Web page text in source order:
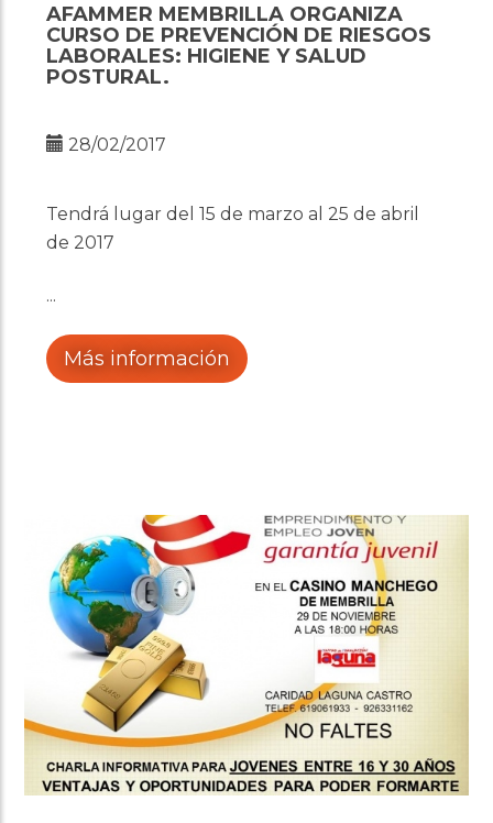
AFAMMER MEMBRILLA ORGANIZA
CURSO DE PREVENCIÓN DE RIESGOS
LABORALES: HIGIENE Y SALUD
POSTURAL.
28/02/2017
Tendrá lugar del 15 de marzo al 25 de abril
de 2017
Más información